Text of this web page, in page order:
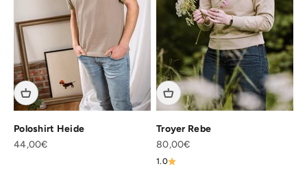
Poloshirt Heide
Angebot
44,00€
Troyer Rebe
Angebot
80,00€
1.0